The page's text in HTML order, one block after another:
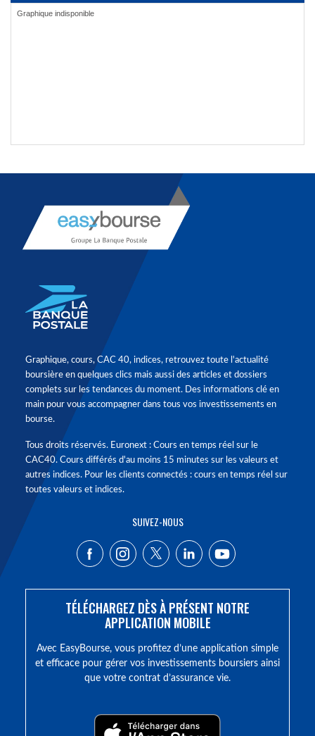
Graphique, cours, CAC 40, indices, retrouvez toute l'actualité
boursière en quelques clics mais aussi des articles et dossiers
complets sur les tendances du moment. Des informations clé en
main pour vous accompagner dans tous vos investissements en
bourse.
Tous droits réservés. Euronext : Cours en temps réel sur le
CAC40. Cours différés d'au moins 15 minutes sur les valeurs et
autres indices. Pour les clients connectés : cours en temps réel sur
toutes valeurs et indices.
SUIVEZ-NOUS
TÉLÉCHARGEZ DÈS À PRÉSENT NOTRE
APPLICATION MOBILE
Avec EasyBourse, vous profitez d’une application simple
et efficace pour gérer vos investissements boursiers ainsi
que votre contrat d’assurance vie.